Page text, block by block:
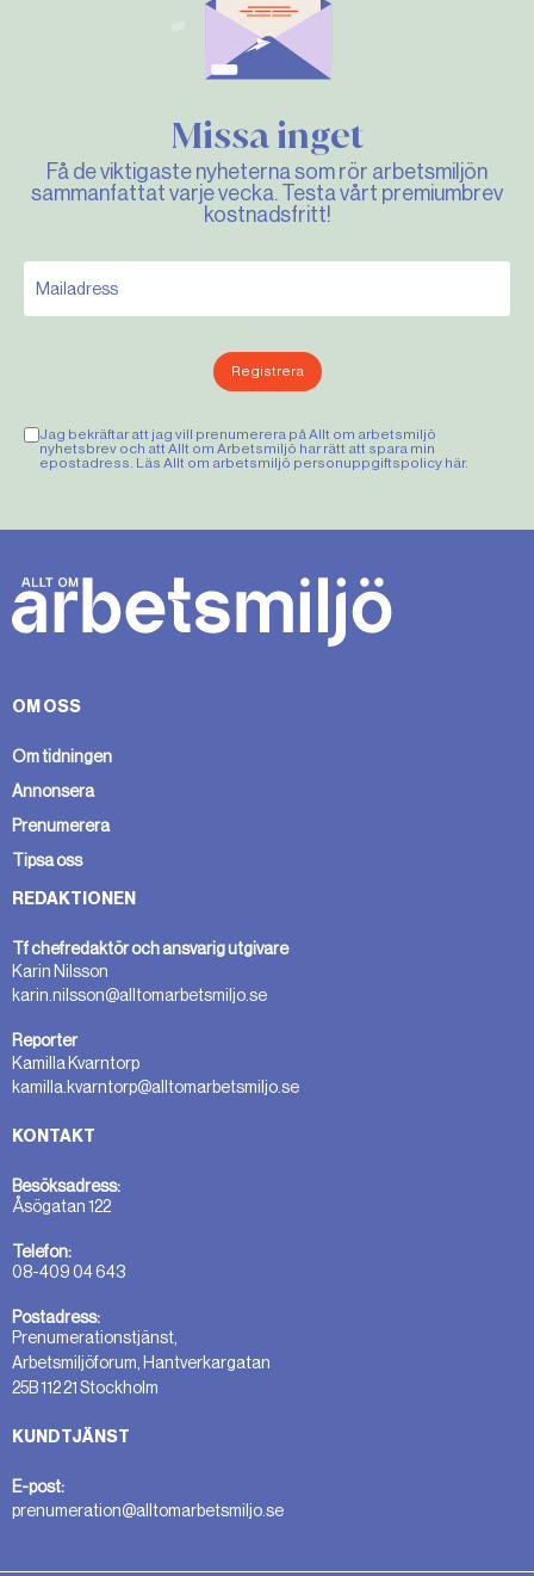
Missa inget
Få de viktigaste nyheterna som rör arbetsmiljön
sammanfattat varje vecka. Testa vårt premiumbrev
kostnadsfritt!
Registrera
Jag bekräftar att jag vill prenumerera på Allt om arbetsmiljö
nyhetsbrev och att Allt om Arbetsmiljö har rätt att spara min
epostadress. Läs Allt om arbetsmiljö personuppgiftspolicy här.
OM OSS
Om tidningen
Annonsera
Prenumerera
Tipsa oss
REDAKTIONEN
Tf chefredaktör och ansvarig utgivare
Karin Nilsson
karin.nilsson@alltomarbetsmiljo.se
Reporter
Kamilla Kvarntorp
kamilla.kvarntorp@alltomarbetsmiljo.se
KONTAKT
Besöksadress:
Åsögatan 122
Telefon:
08-409 04 643
Postadress:
Prenumerationstjänst,
Arbetsmiljöforum, Hantverkargatan
25B 112 21 Stockholm
KUNDTJÄNST
E-post:
prenumeration@alltomarbetsmiljo.se